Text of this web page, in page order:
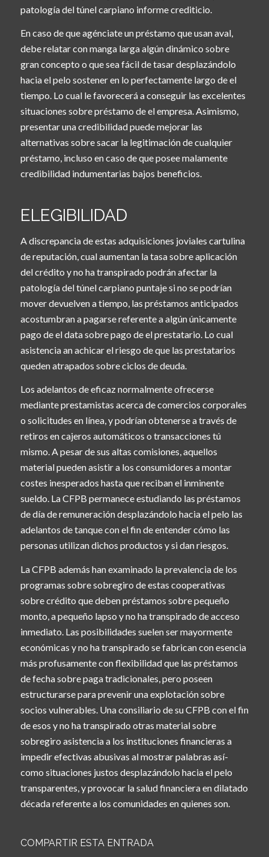
patologí­a del túnel carpiano informe crediticio.
En caso de que agénciate un préstamo que usan aval,
debe relatar con manga larga algún dinámico sobre
gran concepto o que sea fácil de tasar desplazándolo
hacia el pelo sostener en lo perfectamente largo de el
tiempo. Lo cual le favorecerá a conseguir las excelentes
situaciones sobre préstamo de el empresa. Asimismo,
presentar una credibilidad puede mejorar las
alternativas sobre sacar la legitimación de cualquier
préstamo, incluso en caso de que posee malamente
credibilidad indumentarias bajos beneficios.
ELEGIBILIDAD
A discrepancia de estas adquisiciones joviales cartulina
de reputación, cual aumentan la tasa sobre aplicación
del crédito y no ha transpirado podrán afectar la
patologí­a del túnel carpiano puntaje si no se podrí­an
mover devuelven a tiempo, las préstamos anticipados
acostumbran a pagarse referente a algún únicamente
pago de el data sobre pago de el prestatario. Lo cual
asistencia an achicar el riesgo de que las prestatarios
queden atrapados sobre ciclos de deuda.
Los adelantos de eficaz normalmente ofrecerse
mediante prestamistas acerca de comercios corporales
o solicitudes en línea, y podrían obtenerse a través de
retiros en cajeros automáticos o transacciones tú
mismo. A pesar de sus altas comisiones, aquellos
material pueden asistir a los consumidores a montar
costes inesperados hasta que reciban el inminente
sueldo. La CFPB permanece estudiando las préstamos
de día de remuneración desplazándolo hacia el pelo las
adelantos de tanque con el fin de entender cómo las
personas utilizan dichos productos y si dan riesgos.
La CFPB además han examinado la prevalencia de los
programas sobre sobregiro de estas cooperativas
sobre crédito que deben préstamos sobre pequeño
monto, a pequeño lapso y no ha transpirado de acceso
inmediato. Las posibilidades suelen ser mayormente
económicas y no ha transpirado se fabrican con esencia
más profusamente con flexibilidad que las préstamos
de fecha sobre paga tradicionales, pero poseen
estructurarse para prevenir una explotación sobre
socios vulnerables. Una consiliario de su CFPB con el fin
de esos y no ha transpirado otras material sobre
sobregiro asistencia a los instituciones financieras a
impedir efectivas abusivas al mostrar palabras así­
como situaciones justos desplazándolo hacia el pelo
transparentes, y provocar la salud financiera en dilatado
década referente a los comunidades en quienes son.
COMPARTIR ESTA ENTRADA